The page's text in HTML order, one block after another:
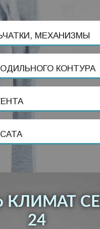
МЕХАНИЗМЫ
КОНТУРА
КЛИМАТ
24